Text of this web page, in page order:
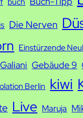
Die Nerven
Einstürzende
Galiani Gebäude 9
Berlin kiwi
Live Maruja